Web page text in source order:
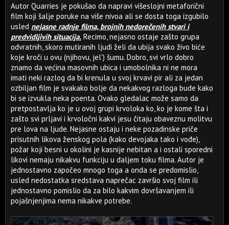
Autor Quarries je pokušao da napravi višeslojni metaforični
film koji šalje poruke na više nivoa ali se dosta toga izgubilo
usled nejasne radnje filma, brojnih nedorečenih stvari i
predvidljivih situacija. Recimo, nejasno ostaje zašto grupa
odvratnih, skoro mutiranih ljudi želi da ubija svako živo biće
koje kroči u ovu (njihovu, jel') šumu. Dobro, svi vrlo dobro
znamo da većina masovnih ubica i umobolnika ni ne mora
imati neki razlog da bi krenula u svoj krvavi pir ali za jedan
ozbiljan film je svakako bolje da nekakvog razloga bude kako
bi se izvukla neka poenta. Ovako gledalac može samo da
pretpostavlja ko je u ovoj grupi krvoloka ko, ko je kome šta i
zašto svi prljavi i krvoločni kakvi jesu čitaju obaveznu molitvu
pre lova na ljude. Nejasne ostaju i neke pozadinske priče
prisutnih likova ženskog pola (kako devojaka tako i vođe),
požar koji besni u okolini je kasnije nebitan a i ostali sporedni
likovi nemaju nikakvu funkciju u daljem toku filma. Autor je
jednostavno započeo mnogo toga a onda se predomislio,
usled nedostatka sredstava naprečac završio svoj film ili
jednostavno pomislio da za bilo kakvim dovršavanjem ili
pojašnjenjima nema nikakve potrebe.